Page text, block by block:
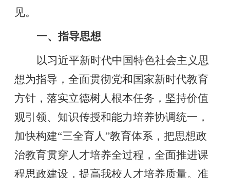
见。
一、指导思想
以习近平新时代中国特色社会主义思
想为指导，全面贯彻党和国家新时代教育
方针，落实立德树人根本任务，坚持价值
观引领、知识传授和能力培养协调统一，
加快构建“三全育人”教育体系，把思想政
治教育贯穿人才培养全过程，全面推进课
程思政建设，提高我校人才培养质量。准